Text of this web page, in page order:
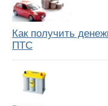
Как получить
ПТС